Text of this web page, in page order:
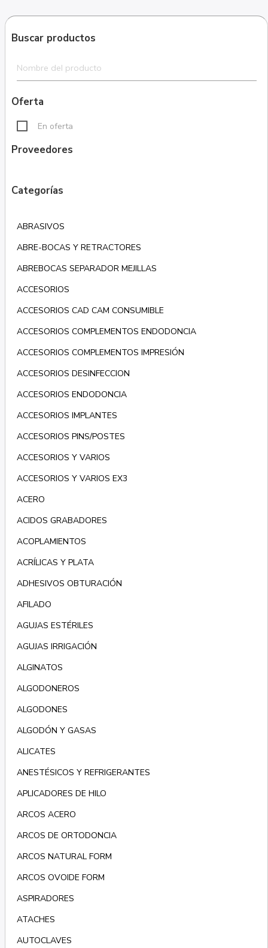
Buscar productos
Oferta
En oferta
Proveedores
Categorías
ABRASIVOS
ABRE-BOCAS Y RETRACTORES
ABREBOCAS SEPARADOR MEJILLAS
ACCESORIOS
ACCESORIOS CAD CAM CONSUMIBLE
ACCESORIOS COMPLEMENTOS ENDODONCIA
ACCESORIOS COMPLEMENTOS IMPRESIÓN
ACCESORIOS DESINFECCION
ACCESORIOS ENDODONCIA
ACCESORIOS IMPLANTES
ACCESORIOS PINS/POSTES
ACCESORIOS Y VARIOS
ACCESORIOS Y VARIOS EX3
ACERO
ACIDOS GRABADORES
ACOPLAMIENTOS
ACRÍLICAS Y PLATA
ADHESIVOS OBTURACIÓN
AFILADO
AGUJAS ESTÉRILES
AGUJAS IRRIGACIÓN
ALGINATOS
ALGODONEROS
ALGODONES
ALGODÓN Y GASAS
ALICATES
ANESTÉSICOS Y REFRIGERANTES
APLICADORES DE HILO
ARCOS ACERO
ARCOS DE ORTODONCIA
ARCOS NATURAL FORM
ARCOS OVOIDE FORM
ASPIRADORES
ATACHES
AUTOCLAVES